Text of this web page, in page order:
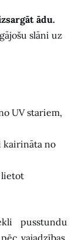
ādu.
slāni uz
UV stariem,
kairināta no
lietot
pusstundu